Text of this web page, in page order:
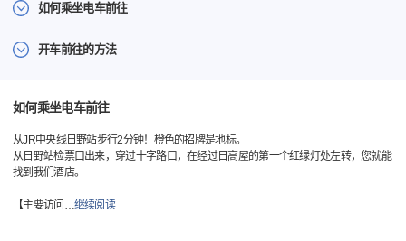
如何乘坐电车前往
开车前往的方法
如何乘坐电车前往
从JR中央线日野站步行2分钟！橙色的招牌是地标。
从日野站检票口出来，穿过十字路口，在经过日高屋的第一个红绿灯处左转，您就能
找到我们酒店。
【主要访问 …继续阅读